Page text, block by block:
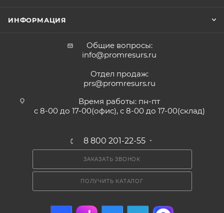
ИНФОРМАЦИЯ
Общие вопросы:
info@promresurs.ru
Отдел продаж:
prs@promresurs.ru
Время работы: пн-пт
с 8-00 до 17-00(офис), с 8-00 до 17-00(склад)
8 800 201-22-55
ЗАКАЗАТЬ ЗВОНОК
ПОЛУЧИТЬ КАТАЛОГ